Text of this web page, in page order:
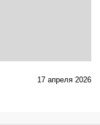
17 апреля 2026